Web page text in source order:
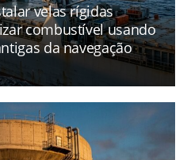
velas rígidas
combustível usando
da navegação